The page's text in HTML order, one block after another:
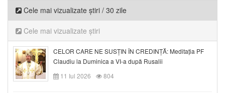
Cele mai vizualizate știri / 30 zile
Cele mai vizualizate știri
CELOR CARE NE SUSȚIN ÎN CREDINȚĂ: Meditația PF
Claudiu la Duminica a VI-a după Rusalii
11 Iul 2026
804